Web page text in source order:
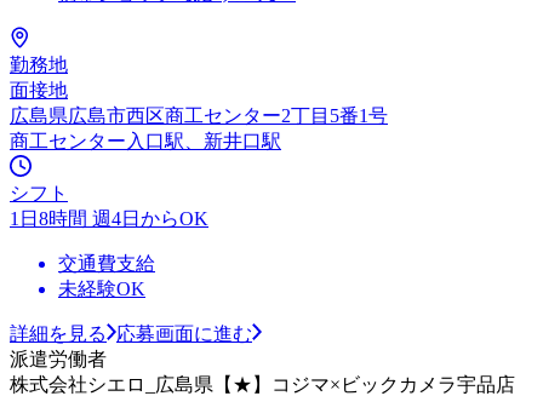
勤務地
面接地
広島県広島市西区商工センター2丁目5番1号
商工センター入口駅、新井口駅
シフト
1日8時間 週4日からOK
交通費支給
未経験OK
詳細を見る
応募画面に進む
派遣労働者
株式会社シエロ_広島県【★】コジマ×ビックカメラ宇品店